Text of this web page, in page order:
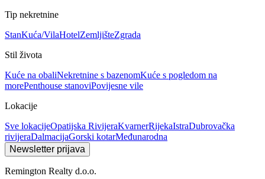
Tip nekretnine
StanKuća/VilaHotelZemljišteZgrada
Stil života
Kuće na obaliNekretnine s bazenomKuće s pogledom na
morePenthouse stanoviPovijesne vile
Lokacije
Sve lokacijeOpatijska RivijeraKvarnerRijekaIstraDubrovačka
rivijeraDalmacijaGorski kotarMeđunarodna
Newsletter prijava
Remington Realty d.o.o.